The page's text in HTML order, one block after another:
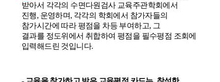
받아서 각각의 수면다원검사 교육주관학회에서
진행, 운영하며, 각각의 학회에서 참가자들의
참가시간에 따라 평점을 차등 부여하고, 그
결과를 정도위에서 취합하여 평점을 필수평점 조회에
입력해드린 것입니다.